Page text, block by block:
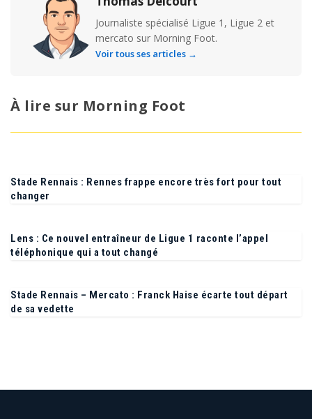
Thomas Delcourt
Journaliste spécialisé Ligue 1, Ligue 2 et
mercato sur Morning Foot.
Voir tous ses articles →
À lire sur Morning Foot
Stade Rennais : Rennes frappe encore très fort pour tout
changer
Lens : Ce nouvel entraîneur de Ligue 1 raconte l’appel
téléphonique qui a tout changé
Stade Rennais – Mercato : Franck Haise écarte tout départ